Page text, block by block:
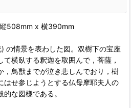
508mm x 横390mm
の情景を表わした図。双樹下の宝座
横臥する釈迦を取囲んで，菩薩，
，鳥獣までが泣き悲しんでおり，樹
はせ参じようとする仏母摩耶夫人の
な図様である。